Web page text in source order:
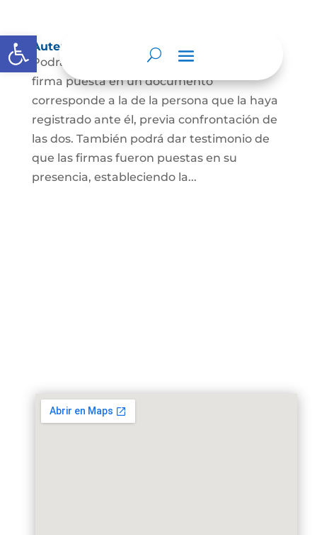
Abrir barra de herramientas
Autenticación de Firma
Podrá dar testimonio escrito de que la
firma puesta en un documento
corresponde a la de la persona que la haya
registrado ante él, previa confrontación de
las dos. También podrá dar testimonio de
que las firmas fueron puestas en su
presencia, estableciendo la...